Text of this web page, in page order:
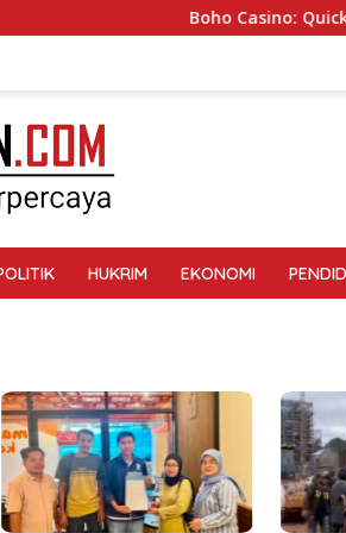
Boho Casino: Quick
HUKRIM EKONOMI